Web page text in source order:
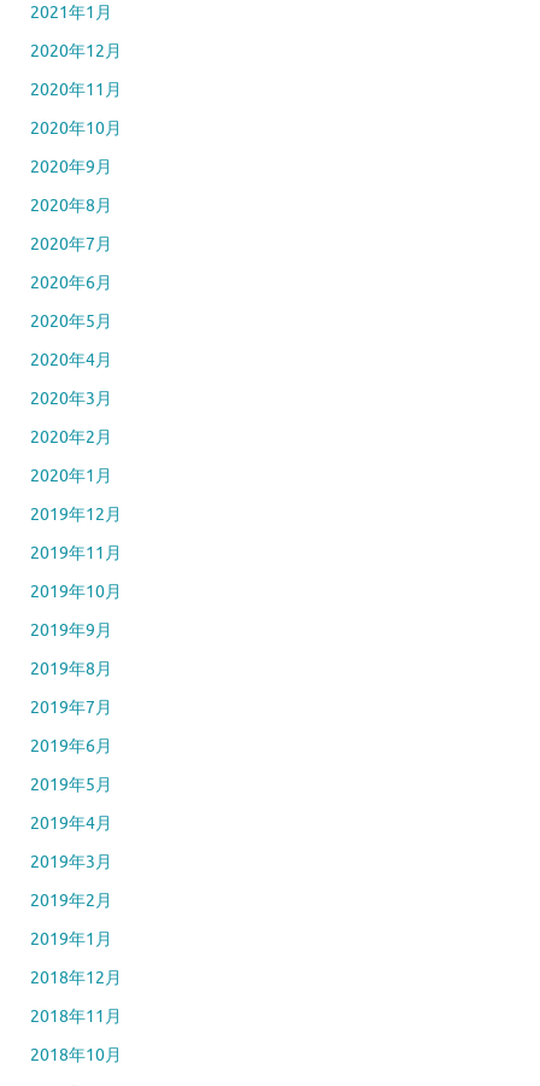
2021年1月
2020年12月
2020年11月
2020年10月
2020年9月
2020年8月
2020年7月
2020年6月
2020年5月
2020年4月
2020年3月
2020年2月
2020年1月
2019年12月
2019年11月
2019年10月
2019年9月
2019年8月
2019年7月
2019年6月
2019年5月
2019年4月
2019年3月
2019年2月
2019年1月
2018年12月
2018年11月
2018年10月